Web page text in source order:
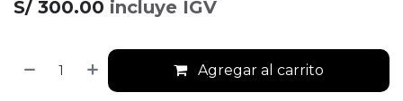
S/ 300.00 incluye IGV
Agregar al carrito